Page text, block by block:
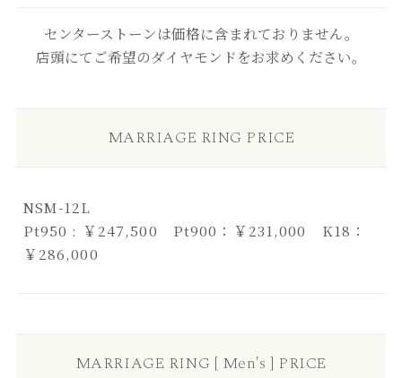
センターストーンは価格に含まれておりません。
店頭にてご希望のダイヤモンドをお求めください。
MARRIAGE RING PRICE
NSM-12L
Pt950 : ￥247,500 Pt900：￥231,000 K18：
￥286,000
MARRIAGE RING [ Men's ] PRICE